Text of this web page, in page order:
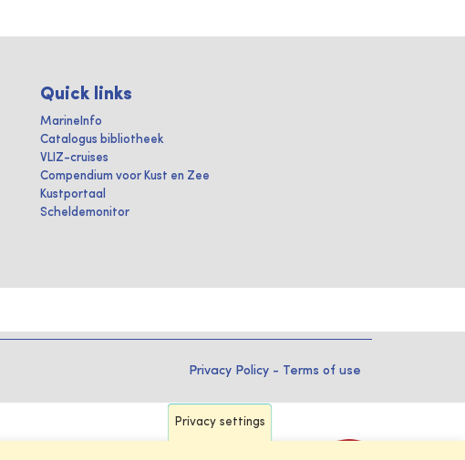
Quick links
MarineInfo
Catalogus bibliotheek
VLIZ-cruises
Compendium voor Kust en Zee
Kustportaal
Scheldemonitor
Privacy Policy - Terms of use
Privacy settings